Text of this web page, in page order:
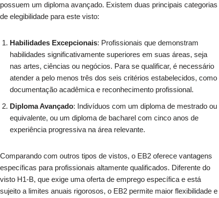
possuem um diploma avançado. Existem duas principais categorias
de elegibilidade para este visto:
Habilidades Excepcionais: Profissionais que demonstram
habilidades significativamente superiores em suas áreas, seja
nas artes, ciências ou negócios. Para se qualificar, é necessário
atender a pelo menos três dos seis critérios estabelecidos, como
documentação acadêmica e reconhecimento profissional.
Diploma Avançado: Indivíduos com um diploma de mestrado ou
equivalente, ou um diploma de bacharel com cinco anos de
experiência progressiva na área relevante.
Comparando com outros tipos de vistos, o EB2 oferece vantagens
específicas para profissionais altamente qualificados. Diferente do
visto H1-B, que exige uma oferta de emprego específica e está
sujeito a limites anuais rigorosos, o EB2 permite maior flexibilidade e